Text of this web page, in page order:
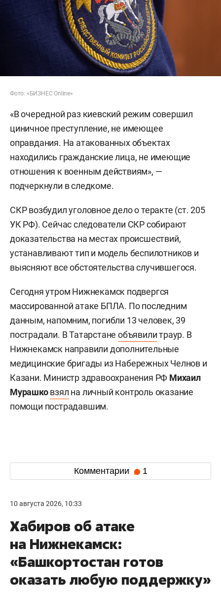
Фото: «БИЗНЕС Online»
«В очередной раз киевский режим совершил
циничное преступление, не имеющее
оправдания. На атакованных объектах
находились гражданские лица, не имеющие
отношения к военным действиям», —
подчеркнули в следкоме.
СКР возбудил уголовное дело о теракте (ст. 205
УК РФ). Сейчас следователи СКР собирают
доказательства на местах происшествий,
устанавливают тип и модель беспилотников и
выясняют все обстоятельства случившегося.
Сегодня утром Нижнекамск подвергся
массированной атаке БПЛА. По последним
данным, напомним, погибли 13 человек, 39
пострадали. В Татарстанеобъявилитраур. В
Нижнекамск направили дополнительные
медицинские бригады из Набережных Челнов и
Казани. Министр здравоохранения РФ Михаил
Мурашко взял на личный контроль оказание
помощи пострадавшим.
Комментарии 1
10 августа 2026, 10:33
Хабиров об атаке
на Нижнекамск:
«Башкортостан готов
оказать любую поддержку»